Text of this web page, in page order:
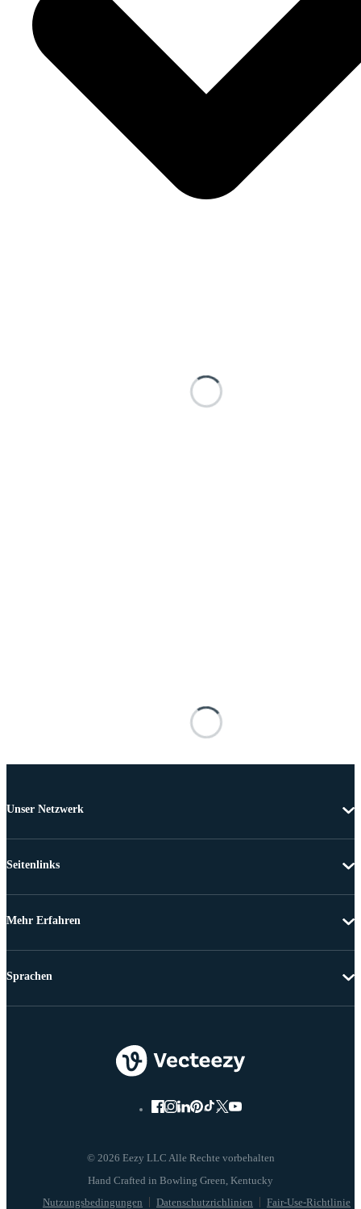
Unser Netzwerk
Seitenlinks
Mehr Erfahren
© 2026 Eezy LLC Alle Rechte vorbehalten
Nutzungsbedingungen Datenschutzrichlinien Fair-Use-Richtlinie
Sprachen